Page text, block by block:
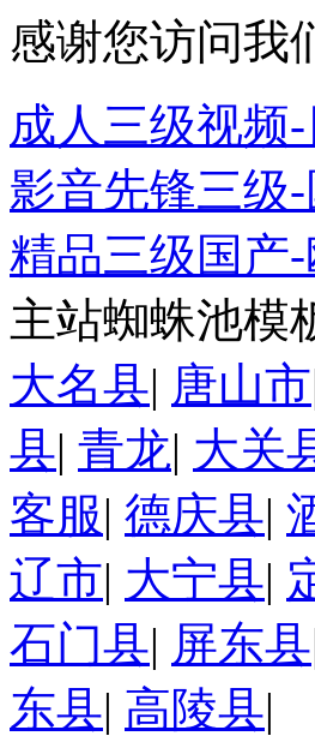
感谢您访问我
成人三级视频
影音先锋三级
精品三级国产
主站蜘蛛池模
大名县| 唐山市
县| 青龙| 大关
客服| 德庆县|
辽市| 大宁县|
石门县| 屏东县
东县| 高陵县|